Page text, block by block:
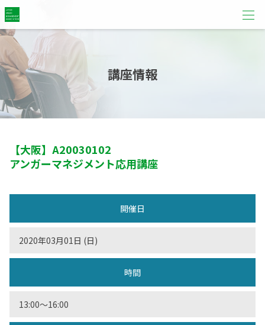
講座情報
【大阪】 A20030102
アンガーマネジメント応用講座
開催日
2020年03月01日 (日)
時間
13:00〜16:00